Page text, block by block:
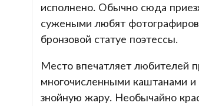
исполнено. Обычно сюда
сужеными любят
бронзовой статуе поэтессы.
Место впечатляет любителей
многочисленными каштанами
знойную жару. Необычайно